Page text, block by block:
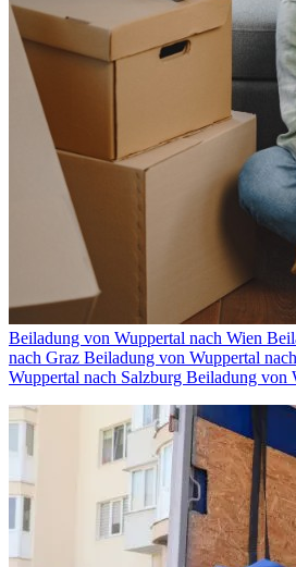
Beiladung von Wuppertal⁠ nach Wien
nach Graz Beiladung von Wuppertal⁠
Wuppertal⁠ nach Salzburg Beiladung von